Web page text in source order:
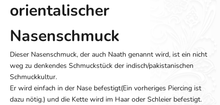
orientalischer
Nasenschmuck
Dieser Nasenschmuck, der auch Naath genannt wird, ist ein nicht
weg zu denkendes Schmuckstück der indisch/pakistanischen
Schmuckkultur.
Er wird einfach in der Nase befestigt(Ein vorheriges Piercing ist
dazu nötig.) und die Kette wird im Haar oder Schleier befestigt.